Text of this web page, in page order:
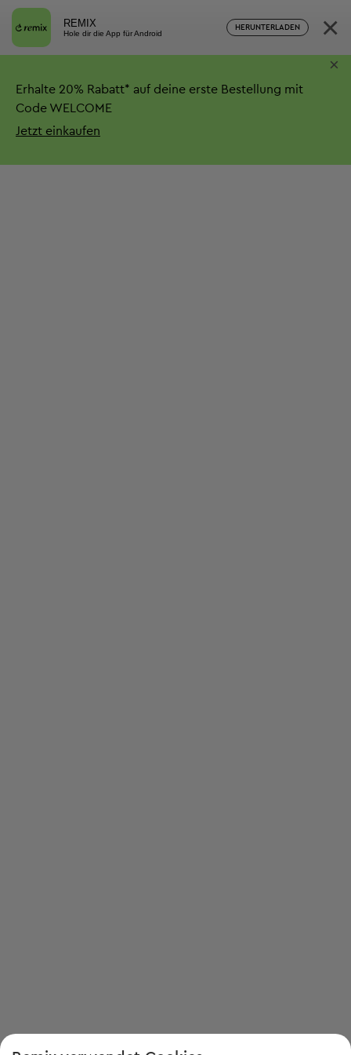
REMIX
Hole dir die App für Android
HERUNTERLADEN ×
Erhalte 20% Rabatt* auf deine erste Bestellung mit
Code WELCOME
Jetzt einkaufen
×